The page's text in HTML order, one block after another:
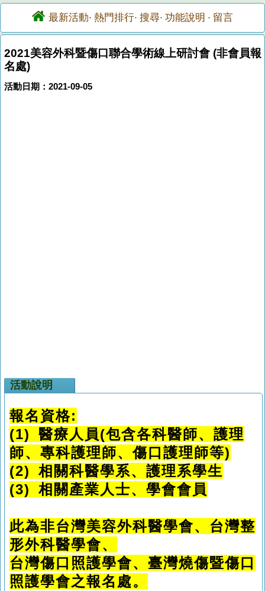
最新活動· 熱門排行· 搜尋· 功能說明 · 留言
2021美容外科暨傷口聯合學術線上研討會 (非會員報
名處)
活動日期：2021-09-05
活動說明
報名資格:
(1) 醫療人員(包含各科醫師、護理
師、專科護理師、傷口護理師等)
(2) 相關科醫學系、護理系學生
(3) 相關產業人士、學會會員
此為非台灣美容外科醫學會、台灣整
形外科醫學會、
台灣傷口照護學會、臺灣燒傷暨傷口
照護學會之報名處。